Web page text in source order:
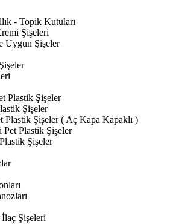
- Topik Kutuları
Şişeleri
Uygun Şişeler
Plastik Şişeler
Şişeler
Plastik Şişeler ( Aç Kapa Kapaklı )
Plastik Şişeler
Şişeler
Şişeleri